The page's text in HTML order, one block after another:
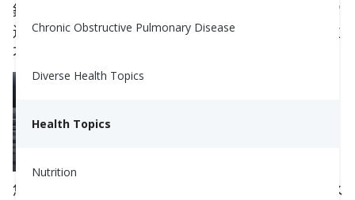
Chronic Obstructive Pulmonary Disease
Diverse Health Topics
Health Topics
Nutrition
鍛煉身體是預防或控制高血壓最重要的事情之一。它
還有助於減少患心髒病的風險。經常鍛煉身體其實並
不難哦！
您只需要在一周中的大多數日子進行30分鐘的中等水